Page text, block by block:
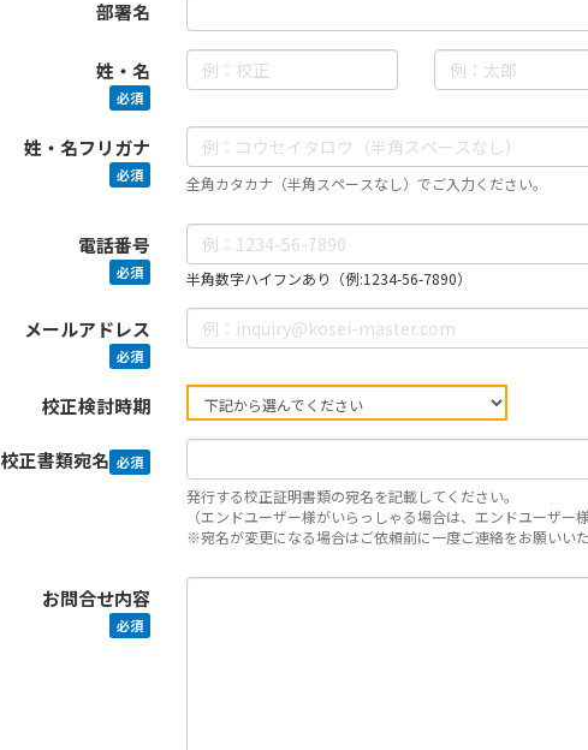
部署名
姓・名
必須
姓・名フリガナ
必須 全角カタカナ（半角スペースなし）でご入力ください。
電話番号
必須 半角数字ハイフンあり（例:1234-56-7890）
メールアドレス
必須
校正検討時期
校正書類宛名 必須
発行する校正証明書類の宛名を記載してください。
（エンドユーザー様がいらっしゃる場合は、エンドユーザー
※宛名が変更になる場合はご依頼前に一度ご連絡をお願いいた
お問合せ内容
必須